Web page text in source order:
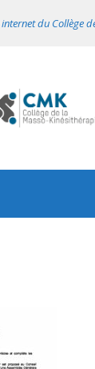
internet du Collège